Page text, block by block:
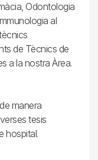
Odontologia
al
de Tècnics de
a la nostra Àrea.
manera
tesis
hospital.